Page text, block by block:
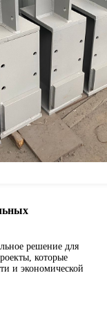
решение для
которые
и экономической